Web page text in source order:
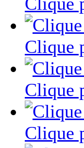
Clique
Clique
Clique